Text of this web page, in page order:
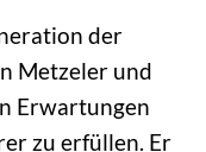
der
Metzeler und
Erwartungen
zu erfüllen. Er